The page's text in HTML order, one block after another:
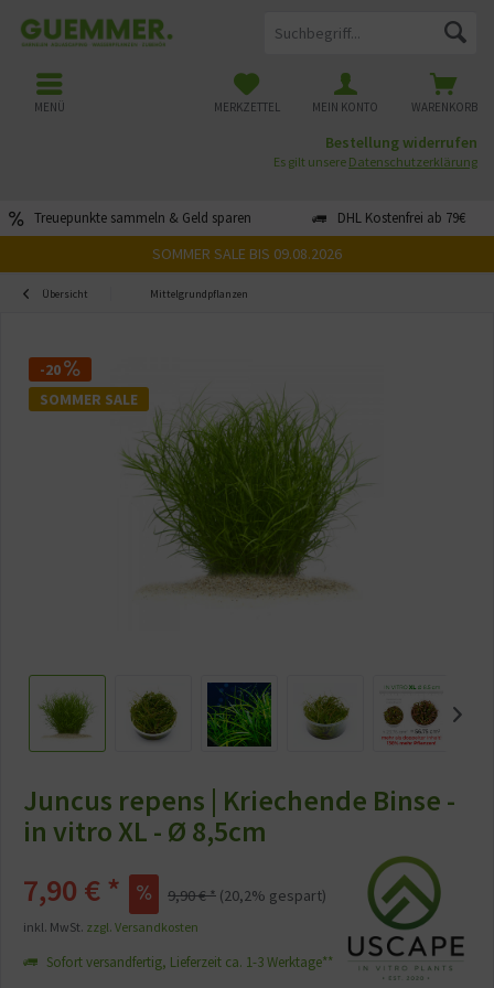
Treuepunkte sammeln & Geld sparen DHL Kostenfrei ab 79€
WARENKORB
MERKZETTEL MEIN KONTO
MENÜ
Bestellung widerrufen
Es gilt unsere Datenschutzerklärung
SOMMER SALE BIS 09.08.2026
Übersicht Mittelgrundpflanzen
-20
SOMMER SALE
Juncus repens | Kriechende Binse -
in vitro XL - Ø 8,5cm
7,90 €* 9,90 €* (20,2% gespart)
inkl. MwSt. zzgl. Versandkosten
Sofort versandfertig, Lieferzeit ca. 1-3 Werktage**